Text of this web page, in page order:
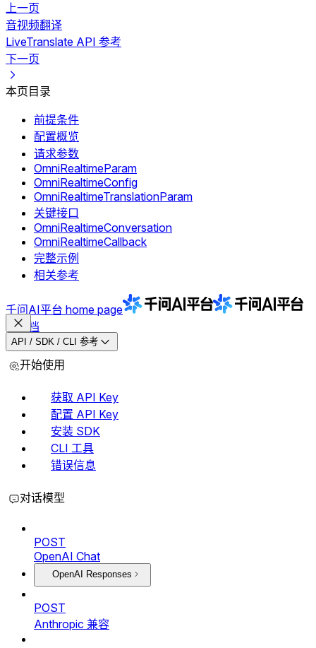
上一页
音视频翻译
LiveTranslate API 参考
下一页
本页目录
前提条件
配置概览
请求参数
OmniRealtimeParam
OmniRealtimeConfig
OmniRealtimeTranslationParam
关键接口
OmniRealtimeConversation
OmniRealtimeCallback
完整示例
相关参考
千问AI平台 home page
文档
API / SDK / CLI 参考
开始使用
获取 API Key
配置 API Key
安装 SDK
CLI 工具
错误信息
对话模型
POST
OpenAI Chat
OpenAI Responses
POST
Anthropic 兼容